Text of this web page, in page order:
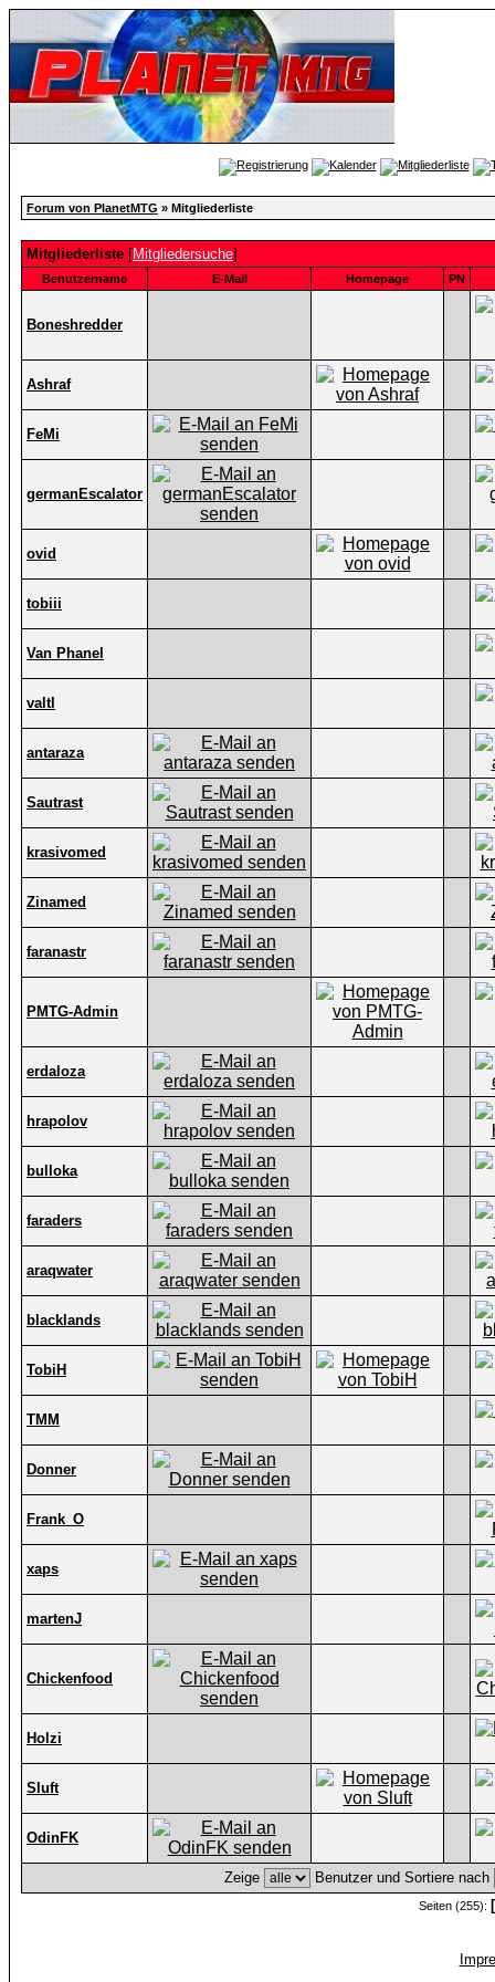
Forum von PlanetMTG » Mitgliederliste
Mitgliederliste [Mitgliedersuche]
Benutzername E-Mail Homepage PN
Boneshredder
Ashraf
FeMi
germanEscalator
ovid
tobiii
Van Phanel
valtl
antaraza
Sautrast
krasivomed
Zinamed
faranastr
PMTG-Admin
erdaloza
hrapolov
bulloka
faraders
araqwater
blacklands
TobiH
TMM
Donner
Frank_O
xaps
martenJ
Chickenfood
Holzi
Sluft
OdinFK
Zeige Benutzer und Sortiere nach
Seiten (255):